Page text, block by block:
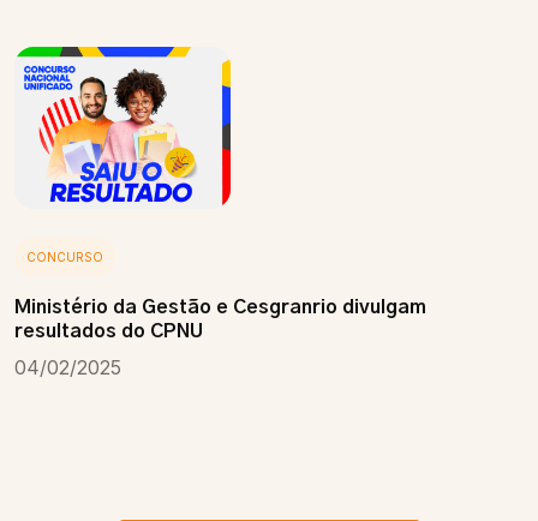
CONCURSO
Ministério da Gestão e Cesgranrio divulgam
resultados do CPNU
04/02/2025